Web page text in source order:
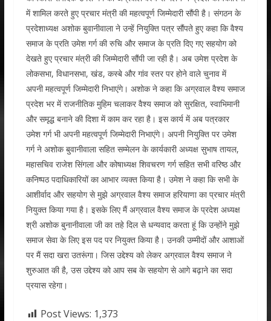
में शामिल करते हुए प्रचार मंत्री की महत्वपूर्ण जिम्मेदारी सौंपी है। संगठन के
प्रदेशाध्यक्ष अशोक बुवानीवाला ने उन्हें नियुक्ति पत्र सौंपते हुए कहा कि वैश्य
समाज के प्रति उमेश गर्ग की रुचि और समाज के प्रति दिए गए सहयोग को
देखते हुए प्रचार मंत्री की जिम्मेदारी सौंपी जा रही है। अब उमेश प्रदेश के
लोकसभा, विधानसभा, खंड, कस्बे और गांव स्तर पर होने वाले चुनाव में
अपनी महत्वपूर्ण जिम्मेदारी निभाएंगे। अशोक ने कहा कि अग्रवाल वैश्य समाज
प्रदेश भर में राजनीतिक मुहिम चलाकर वैश्य समाज को सुरक्षित, स्वाभिमानी
और समृद्ध बनाने की दिशा में काम कर रहा है। इस कार्य में अब पत्रकार
उमेश गर्ग भी अपनी महत्वपूर्ण जिम्मेदारी निभाएंगे। अपनी नियुक्ति पर उमेश
गर्ग ने अशोक बुवानीवाला सहित सम्मेलन के कार्यकारी अध्यक्ष सुभाष तायल,
महासचिव राजेश सिंगला और कोषाध्यक्ष शिवचरण गर्ग सहित सभी वरिष्ठ और
कनिष्पठ पदाधिकारियों का आभार व्यक्त किया है। उमेश ने कहा कि सभी के
आशीर्वाद और सहयोग से मुझे अग्रवाल वैश्य समाज हरियाणा का प्रचार मंत्री
नियुक्त किया गया है। इसके लिए मैं अग्रवाल वैश्य समाज के प्रदेश अध्यक्ष
श्री अशोक बुनानीवाला जी का तहे दिल से धन्यवाद करता हूं कि उन्होंने मुझे
समाज सेवा के लिए इस पद पर नियुक्त किया है। उनकी उम्मीदों और आशाओं
पर मैं सदा खरा उतरूंगा। जिस उद्देश्य को लेकर अग्रवाल वैश्य समाज ने
शुरुआत की है, उस उद्देश्य को आप सब के सहयोग से आगे बढ़ाने का सदा
प्रयास रहेगा।
Post Views: 1,373